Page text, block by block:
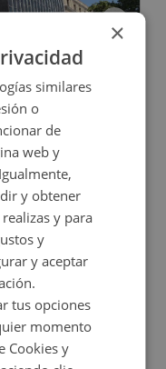
162, -
2Baños
×
similares
o
de
web y
y obtener
y para
y
y aceptar
tus opciones
momento
Cookies y